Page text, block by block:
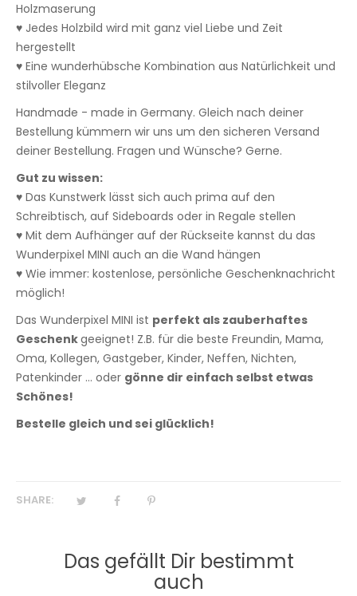
Holzmaserung
♥ Jedes Holzbild wird mit ganz viel Liebe und Zeit
hergestellt
♥ Eine wunderhübsche Kombination aus Natürlichkeit und
stilvoller Eleganz
Handmade - made in Germany. Gleich nach deiner
Bestellung kümmern wir uns um den sicheren Versand
deiner Bestellung. Fragen und Wünsche? Gerne.
Gut zu wissen:
♥ Das Kunstwerk lässt sich auch prima auf den
Schreibtisch, auf Sideboards oder in Regale stellen
♥ Mit dem Aufhänger auf der Rückseite kannst du das
Wunderpixel MINI auch an die Wand hängen
♥ Wie immer: kostenlose, persönliche Geschenknachricht
möglich!
Das Wunderpixel MINI ist perfekt als zauberhaftes
Geschenkgeeignet! Z.B. für die beste Freundin, Mama,
Oma, Kollegen, Gastgeber, Kinder, Neffen, Nichten,
Patenkinder ... oder gönne dir einfach selbst etwas
Schönes!
Bestelle gleich und sei glücklich!
SHARE:
Das gefällt Dir bestimmt
auch